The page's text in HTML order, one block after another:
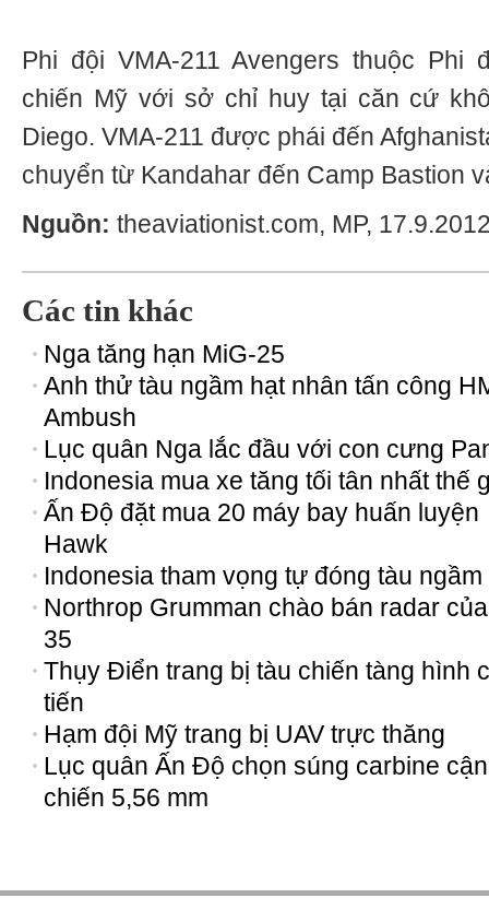
Phi đội VMA-211 Avengers thuộc Phi
chiến Mỹ với sở chỉ huy tại căn cứ
Diego. VMA-211 được phái đến
chuyển từ Kandahar đến Camp Bastion
Nguồn: theaviationist.com, MP,
Các tin khác
Nga tăng hạn MiG-25
Anh thử tàu ngầm hạt nhân tấn công
Ambush
Lục quân Nga lắc đầu với con cưng
Indonesia mua xe tăng tối tân nhất thế
Ấn Độ đặt mua 20 máy bay huấn luyện
Hawk
Indonesia tham vọng tự đóng tàu ngầm
Northrop Grumman chào bán radar
35
Thụy Điển trang bị tàu chiến tàng hình
tiến
Hạm đội Mỹ trang bị UAV trực thăng
Lục quân Ấn Độ chọn súng carbine cận
chiến 5,56 mm